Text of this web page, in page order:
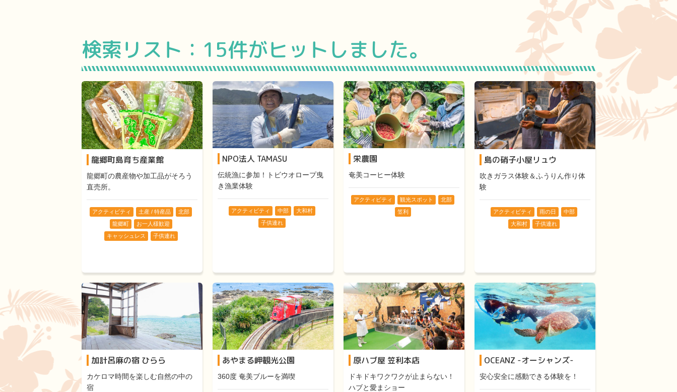
検索リスト： 15件がヒットしました。
龍郷町島育ち産業館
龍郷町の農産物や加工品がそろう
直売所。
アクティビティ 土産 / 特産品
北部
龍郷町
お一人様歓迎
キャッシュレス
子供連れ
NPO法人 TAMASU
伝統漁に参加！トビウオロープ曳
き漁業体験
アクティビティ 中部
大和村
子供連れ
栄農園
奄美コーヒー体験
アクティビティ 観光スポット
北部
笠利
島の硝子小屋リュウ
吹きガラス体験＆ふうりん作り体
験
アクティビティ 雨の日
中部
大和村
子供連れ
加計呂麻の宿 ひらら
カケロマ時間を楽しむ自然の中の
宿
あやまる岬観光公園
360度 奄美ブルーを満喫
原ハブ屋 笠利本店
ドキドキワクワクが止まらない！
ハブと愛まショー
OCEANZ -オーシャンズ-
安心安全に感動できる体験を！